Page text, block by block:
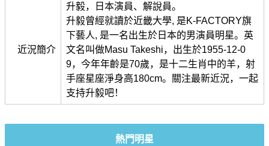
近況簡介
升毅，日本演員、解說員。
升毅曾經就讀於近畿大學, 是K-FACTORY旗
下藝人, 是一名出生於日本的男演員明星。英
文名叫做Masu Takeshi，出生於1955-12-0
9，今年年齡是70歲，是十二生肖中的羊，射
手座星座淨身高180cm。關注最新近況，一起
支持升毅吧！
熱門明星